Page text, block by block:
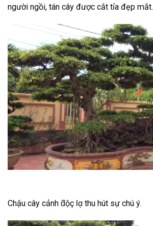
người ngồi, tán cây được cắt tỉa đẹp mắt.
Chậu cây cảnh ƌộç Ɩᾳ thu hút sự chú ý.